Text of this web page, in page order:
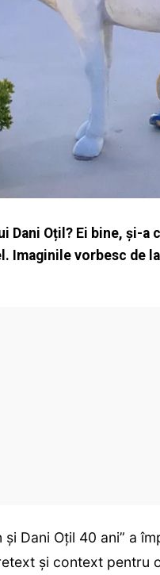
Dani Oțil? Ei bine, și-a
Imaginile vorbesc de
Dani Oțil 40 ani” a
și context pentru